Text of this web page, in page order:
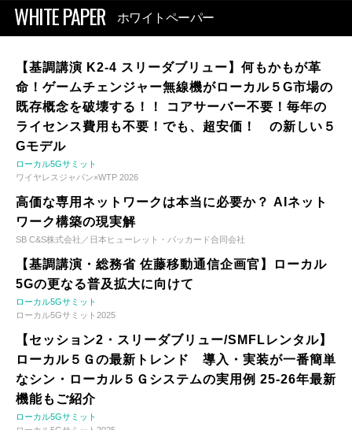
WHITE PAPER ホワイトペーパー
【基調講演 K2-4 スリーダブリュー】何もかもが革
命！ゲームチェンジャー無線機がローカル５G市場の
既存概念を破壊する！！ コアサーバー不要！毎年の
ライセンス費用も不要！でも、超安価！ の新しい５
Gモデル
ローカル5Gサミット
ワイヤレスジャパン×WTP 2026
高価な専用ネットワークは本当に必要か？ AIネット
ワーク構築の現実解
SB C&S株式会社／日本ヒューレット・パッカード合同会社
【基調講演・総務省 佐藤移動通信企画官】ローカル
5Gの更なる普及拡大に向けて
ローカル5Gサミット
ローカル5Gサミット2025
【セッション2・スリーダブリュー/SMFLレンタル】
ローカル５Ｇの最新トレンド 導入・実装が一番簡単
なシン・ローカル５Ｇシステムの実用例 25-26年最新
機能もご紹介
ローカル5Gサミット